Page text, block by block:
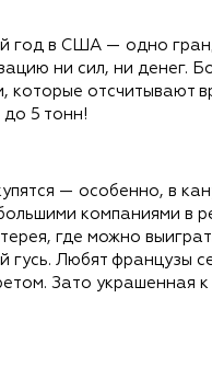
год в США — одно
ни сил, ни денег.
которые отсчитывают
до 5 тонн!
— особенно, в
компаниями в
где можно
Любят французы
Зато украшенная